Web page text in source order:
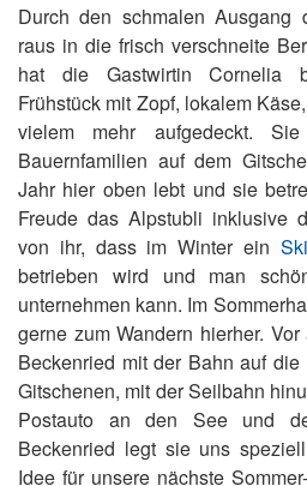
Durch den schmalen Ausgang
raus in die frisch verschneite
hat die Gastwirtin Cornelia
Frühstück mit Zopf, lokalem
vielem mehr aufgedeckt.
Bauernfamilien auf dem
Jahr hier oben lebt und sie
Freude das Alpstubli inklusive
von ihr, dass im Winter ein
betrieben wird und man
unternehmen kann. Im
gerne zum Wandern hierher.
Beckenried mit der Bahn auf
Gitschenen, mit der Seilbahn
Postauto an den See und
Beckenried legt sie uns
Idee für unsere nächste